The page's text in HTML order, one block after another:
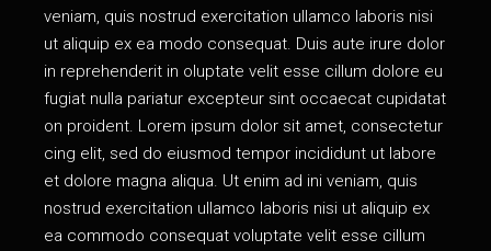
veniam, quis nostrud exercitation ullamco laboris nisi
ut aliquip ex ea modo consequat. Duis aute irure dolor
in reprehenderit in oluptate velit esse cillum dolore eu
fugiat nulla pariatur excepteur sint occaecat cupidatat
on proident. Lorem ipsum dolor sit amet, consectetur
cing elit, sed do eiusmod tempor incididunt ut labore
et dolore magna aliqua. Ut enim ad ini veniam, quis
nostrud exercitation ullamco laboris nisi ut aliquip ex
ea commodo consequat voluptate velit esse cillum